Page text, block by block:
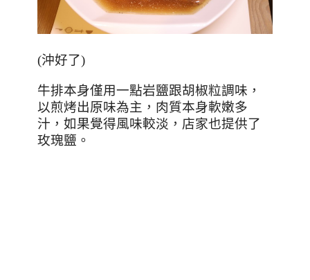
(沖好了)
牛排本身僅用一點岩鹽跟胡椒粒調味，
以煎烤出原味為主，肉質本身軟嫩多
汁，如果覺得風味較淡，店家也提供了
玫瑰鹽。